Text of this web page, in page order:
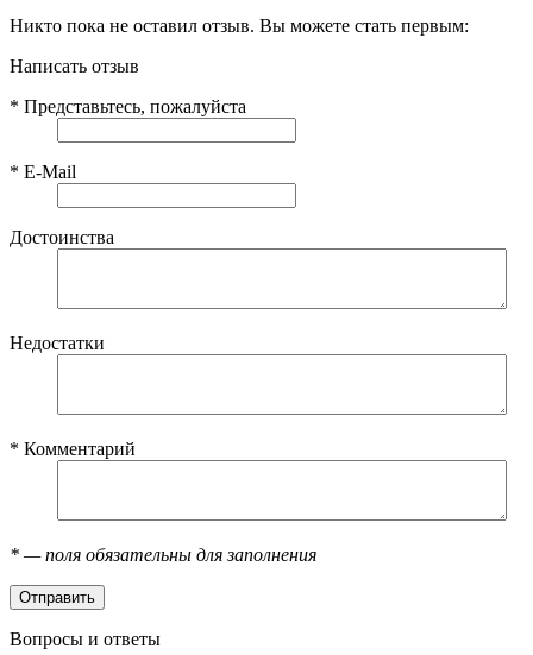
Никто пока не оставил отзыв. Вы можете стать первым:
Написать отзыв
* Представьтесь, пожалуйста
* E-Mail
Достоинства
Недостатки
* Комментарий
* — поля обязательны для заполнения
Вопросы и ответы